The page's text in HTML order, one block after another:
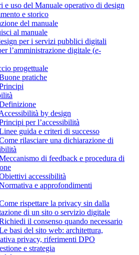
e uso del Manuale operativo di design
e storico
del manuale
al manuale
per i servizi pubblici digitali
l’amministrazione digitale (e-
progettuale
pratiche
by design
per l’accessibilità
guida e criteri di successo
rilasciare una dichiarazione di
di feedback e procedura di
accessibilità
e approfondimenti
rispettare la privacy sin dalla
di un sito o servizio digitale
il consenso quando necessario
basi del sito web: architettura,
privacy, riferimenti DPO
e strategia